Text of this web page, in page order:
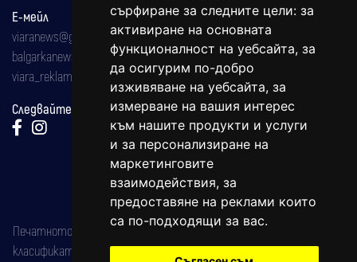
сърфиране за следните цели: за
активиране на основната
функционалност на уебсайта, за
да осигурим по-добро
изживяване на уебсайта, за
измерване на вашия интерес
към нашите продукти и услуги
и за персонализиране на
маркетинговите
взаимодействия, за
предоставяне на реклами които
са по-подходящи за вас.
Е-мейл
viaranews@gmail.com
balgarkanews@gmail.com
viara_reklama@mail.bg
Следвайте ни:
Печатното издание на вестника е регистрирано в националния
класификатор на печатните издания (Българска национална